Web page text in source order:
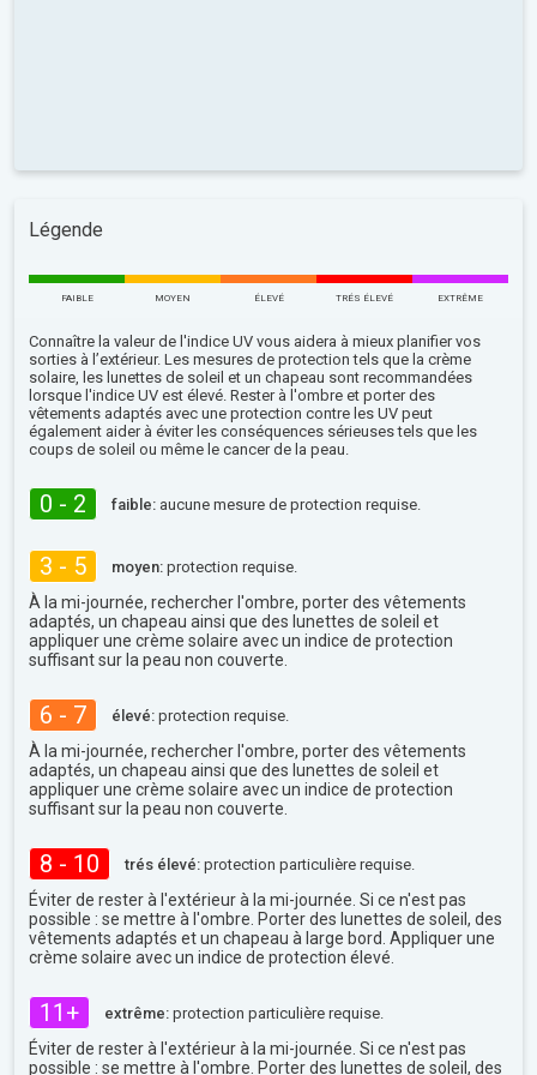
Légende
FAIBLE MOYEN ÉLEVÉ TRÉS ÉLEVÉ EXTRÊME
Connaître la valeur de l'indice UV vous aidera à mieux planifier vos
sorties à l’extérieur. Les mesures de protection tels que la crème
solaire, les lunettes de soleil et un chapeau sont recommandées
lorsque l'indice UV est élevé. Rester à l'ombre et porter des
vêtements adaptés avec une protection contre les UV peut
également aider à éviter les conséquences sérieuses tels que les
coups de soleil ou même le cancer de la peau.
0 - 2 faible: aucune mesure de protection requise.
3 - 5 moyen: protection requise.
À la mi-journée, rechercher l'ombre, porter des vêtements
adaptés, un chapeau ainsi que des lunettes de soleil et
appliquer une crème solaire avec un indice de protection
suffisant sur la peau non couverte.
6 - 7 élevé: protection requise.
À la mi-journée, rechercher l'ombre, porter des vêtements
adaptés, un chapeau ainsi que des lunettes de soleil et
appliquer une crème solaire avec un indice de protection
suffisant sur la peau non couverte.
8 - 10 trés élevé: protection particulière requise.
Éviter de rester à l'extérieur à la mi-journée. Si ce n'est pas
possible : se mettre à l'ombre. Porter des lunettes de soleil, des
vêtements adaptés et un chapeau à large bord. Appliquer une
crème solaire avec un indice de protection élevé.
11+ extrême: protection particulière requise.
Éviter de rester à l'extérieur à la mi-journée. Si ce n'est pas
possible : se mettre à l'ombre. Porter des lunettes de soleil, des